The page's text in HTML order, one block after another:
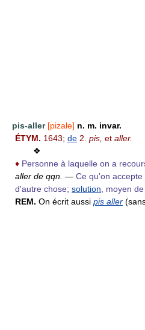
pis-aller [pizale] n. m. invar.
ÉTYM. 1643; de 2. pis, et aller.
❖
♦ Personne à laquelle on a
aller de qqn. — Ce qu'on
d'autre chose; solution , moyen
REM. On écrit aussi pis aller